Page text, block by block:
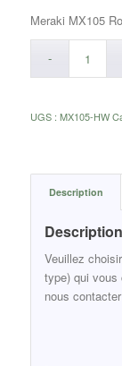
Meraki MX105
UGS : MX105-HW
Description
Description
Veuillez
type) qui vous
nous